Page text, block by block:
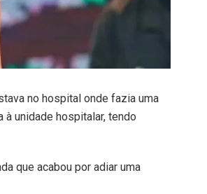
no hospital onde fazia uma
unidade hospitalar, tendo
que acabou por adiar uma